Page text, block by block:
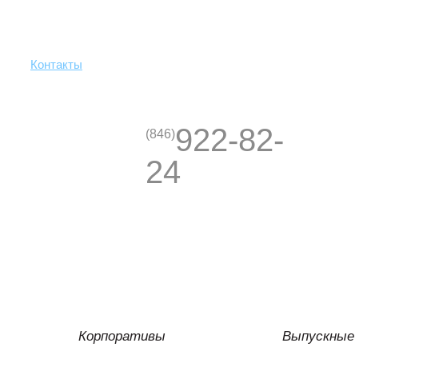
Контакты
(846)922-82-
24
Корпоративы Выпускные